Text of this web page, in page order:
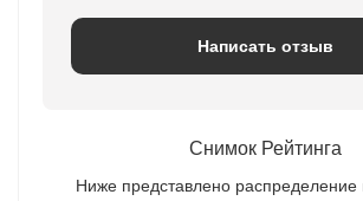
Написать отзыв
Снимок Рейтинга
Ниже представлено распределение